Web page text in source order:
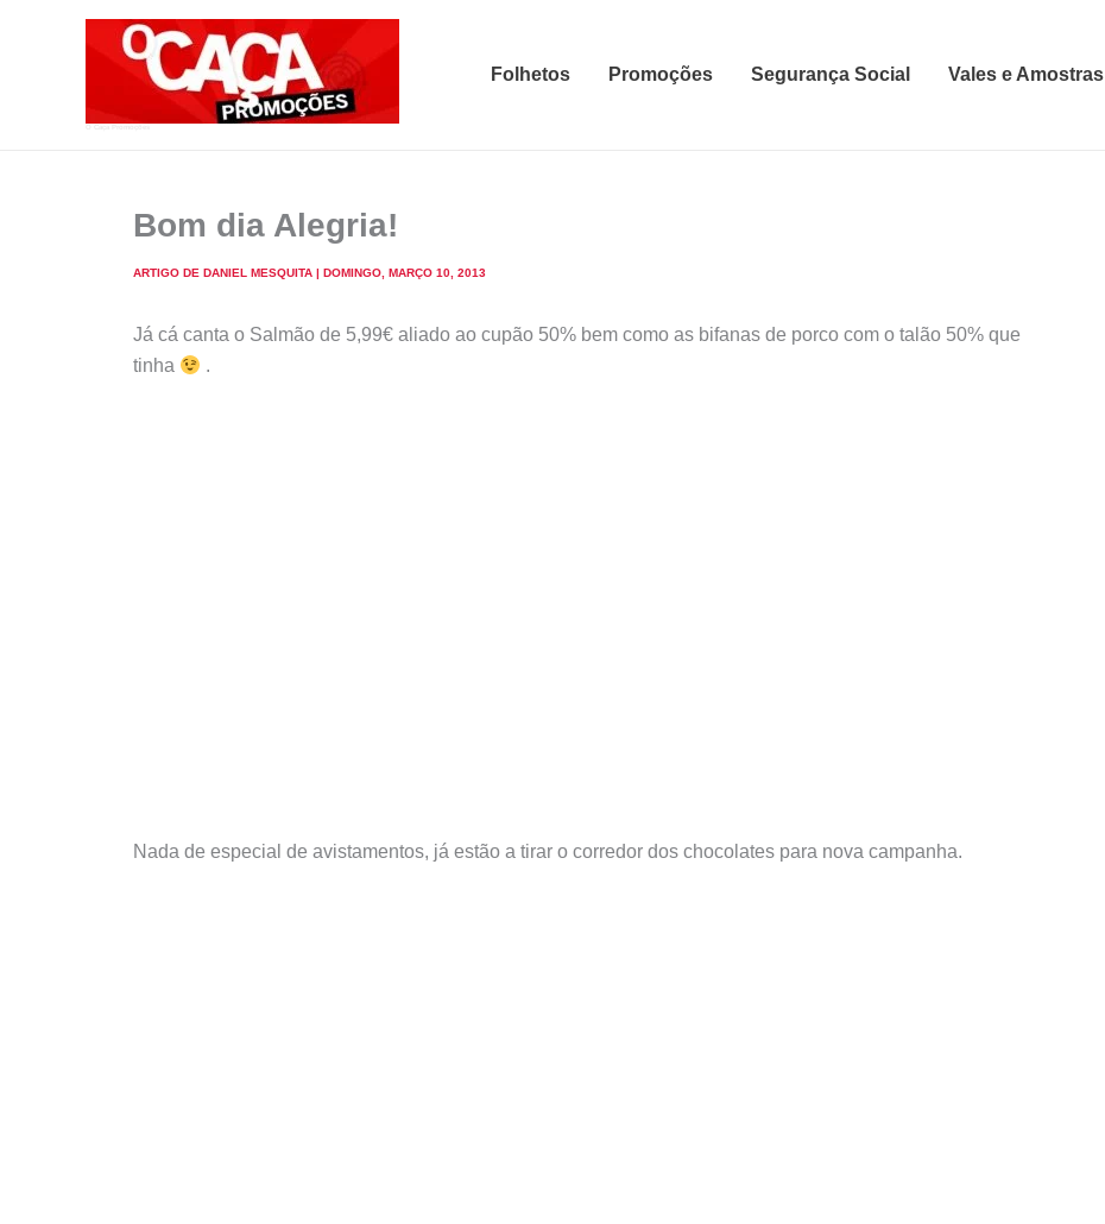
Folhetos Promoções Segurança Social Vales e Amostras
Bom dia Alegria!
ARTIGO DE DANIEL MESQUITA | DOMINGO, MARÇO 10, 2013
Já cá canta o Salmão de 5,99€ aliado ao cupão 50% bem como as bifanas de porco com o talão 50% que
tinha
.
Nada de especial de avistamentos, já estão a tirar o corredor dos chocolates para nova campanha.